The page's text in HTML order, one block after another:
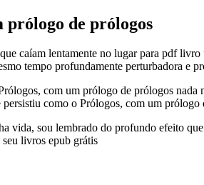
prólogo de prólogos
caíam lentamente no lugar para pdf
tempo profundamente perturbadora e
com um prólogo de prólogos
como o Prólogos, com um
sou lembrado do profundo efeito
livros epub grátis